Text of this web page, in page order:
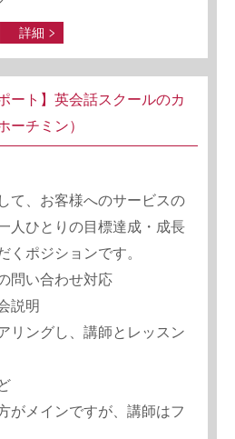
詳細
ート】英会話スクールのカ
ーチミン）
て、お客様へのサービスの
人ひとりの目標達成・成長
くポジションです。
問い合わせ対応
説明
リングし、講師とレッスン
がメインですが、講師はフ